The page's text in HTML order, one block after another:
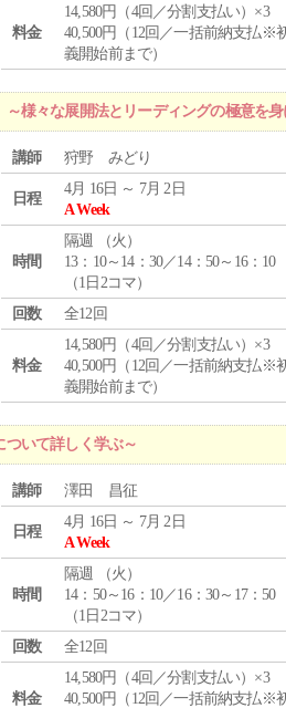
料金
14,580円（4回／分割支払い）×3
40,500円（12回／一括前納支払※
義開始前まで）
様々な展開法とリーディングの極意を身
講師 狩野 みどり
日程
4月 16日 ～ 7月 2日
A Week
時間
隔週 （火 ）
13：10～14：30／14：50～16：10
（1日2コマ）
回数
全12回
料金
14,580円（4回／分割支払い）×3
40,500円（12回／一括前納支払※
義開始前まで）
いて詳しく学ぶ～
講師 澤田 昌征
日程
4月 16日 ～ 7月 2日
A Week
時間
隔週 （火 ）
14：50～16：10／16：30～17：50
（1日2コマ）
回数
全12回
料金
14,580円（4回／分割支払い）×3
40,500円（12回／一括前納支払※